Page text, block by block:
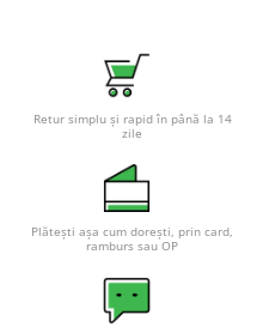
Retur simplu și rapid în până la 14
zile
Plătești așa cum dorești, prin card,
ramburs sau OP